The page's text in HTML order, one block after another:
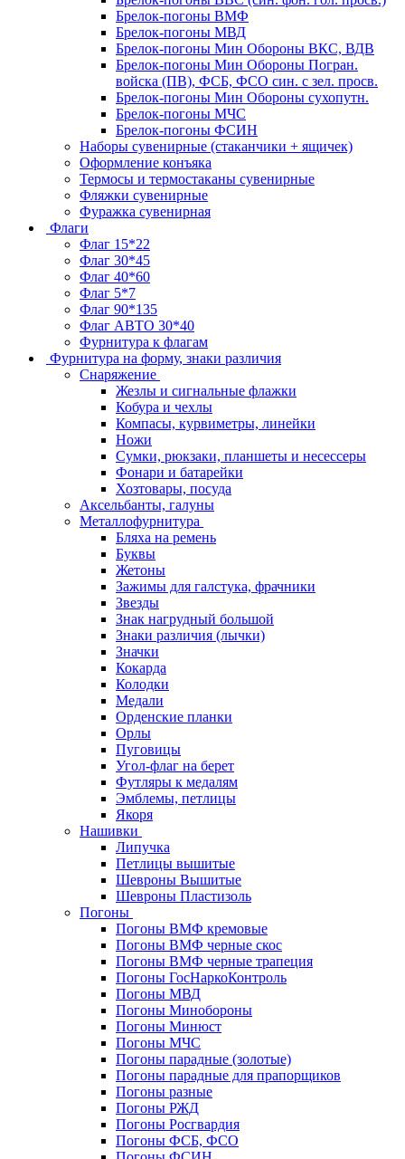
Брелок-погоны ВМФ
Брелок-погоны МВД
Брелок-погоны Мин Обороны ВКС, ВДВ
Брелок-погоны Мин Обороны Погран.
войска (ПВ), ФСБ, ФСО син. с зел. просв.
Брелок-погоны Мин Обороны сухопутн.
Брелок-погоны МЧС
Брелок-погоны ФСИН
Наборы сувенирные (стаканчики + ящичек)
Оформление конъяка
Термосы и термостаканы сувенирные
Фляжки сувенирные
Фуражка сувенирная
Флаги
Флаг 15*22
Флаг 30*45
Флаг 40*60
Флаг 5*7
Флаг 90*135
Флаг АВТО 30*40
Фурнитура к флагам
Фурнитура на форму, знаки различия
Снаряжение
Жезлы и сигнальные флажки
Кобура и чехлы
Компасы, курвиметры, линейки
Ножи
Сумки, рюкзаки, планшеты и несессеры
Фонари и батарейки
Хозтовары, посуда
Аксельбанты, галуны
Металлофурнитура
Бляха на ремень
Буквы
Жетоны
Зажимы для галстука, фрачники
Звезды
Знак нагрудный большой
Знаки различия (лычки)
Значки
Кокарда
Колодки
Медали
Орденские планки
Орлы
Пуговицы
Угол-флаг на берет
Футляры к медалям
Эмблемы, петлицы
Якоря
Нашивки
Липучка
Петлицы вышитые
Шевроны Вышитые
Шевроны Пластизоль
Погоны
Погоны ВМФ кремовые
Погоны ВМФ черные скос
Погоны ВМФ черные трапеция
Погоны ГосНаркоКонтроль
Погоны МВД
Погоны Минобороны
Погоны Минюст
Погоны МЧС
Погоны парадные (золотые)
Погоны парадные для прапорщиков
Погоны разные
Погоны РЖД
Погоны Росгвардия
Погоны ФСБ, ФСО